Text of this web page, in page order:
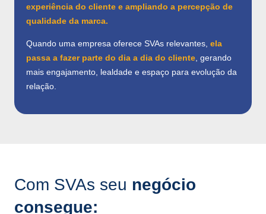
experiência do cliente e ampliando a percepção de
qualidade da marca.
Quando uma empresa oferece SVAs relevantes, ela
passa a fazer parte do dia a dia do cliente, gerando
mais engajamento, lealdade e espaço para evolução da
relação.
Com SVAs seu negócio
consegue: